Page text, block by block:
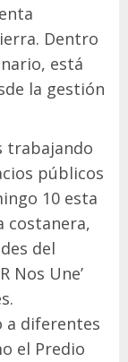
Dentro
está
la gestión
trabajando
públicos
10 esta
costanera,
del
Nos Une’
a diferentes
el Predio